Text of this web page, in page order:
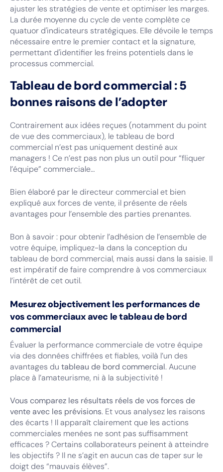
ajuster les stratégies de vente et optimiser les marges.
La durée moyenne du cycle de vente complète ce
quatuor d'indicateurs stratégiques. Elle dévoile le temps
nécessaire entre le premier contact et la signature,
permettant d'identifier les freins potentiels dans le
processus commercial.
Tableau de bord commercial : 5
bonnes raisons de l’adopter
Contrairement aux idées reçues (notamment du point
de vue des commerciaux), le tableau de bord
commercial n’est pas uniquement destiné aux
managers ! Ce n’est pas non plus un outil pour “fliquer
l’équipe” commerciale…
Bien élaboré par le directeur commercial et bien
expliqué aux forces de vente, il présente de réels
avantages pour l’ensemble des parties prenantes.
Bon à savoir : pour obtenir l’adhésion de l’ensemble de
votre équipe, impliquez-la dans la conception du
tableau de bord commercial, mais aussi dans la saisie. Il
est impératif de faire comprendre à vos commerciaux
l’intérêt de cet outil.
Mesurez objectivement les performances de
vos commerciaux avec le tableau de bord
commercial
Évaluer la performance commerciale de votre équipe
via des données chiffrées et fiables, voilà l’un des
avantages du tableau de bord commercial. Aucune
place à l’amateurisme, ni à la subjectivité !
Vous comparez les résultats réels de vos forces de
vente avec les prévisions. Et vous analysez les raisons
des écarts ! Il apparaît clairement que les actions
commerciales menées ne sont pas suffisamment
efficaces ? Certains collaborateurs peinent à atteindre
les objectifs ? Il ne s’agit en aucun cas de taper sur le
doigt des “mauvais élèves”.